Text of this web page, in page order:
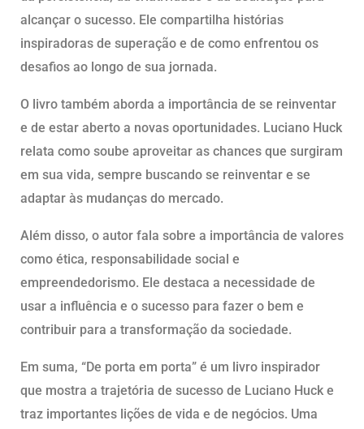
alcançar o sucesso. Ele compartilha histórias
inspiradoras de superação e de como enfrentou os
desafios ao longo de sua jornada.
O livro também aborda a importância de se reinventar
e de estar aberto a novas oportunidades. Luciano Huck
relata como soube aproveitar as chances que surgiram
em sua vida, sempre buscando se reinventar e se
adaptar às mudanças do mercado.
Além disso, o autor fala sobre a importância de valores
como ética, responsabilidade social e
empreendedorismo. Ele destaca a necessidade de
usar a influência e o sucesso para fazer o bem e
contribuir para a transformação da sociedade.
Em suma, “De porta em porta” é um livro inspirador
que mostra a trajetória de sucesso de Luciano Huck e
traz importantes lições de vida e de negócios. Uma